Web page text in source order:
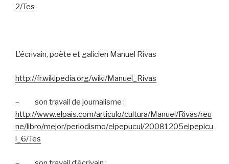
2/Tes
L’écrivain, poète et galicien Manuel Rivas
http://fr.wikipedia.org/wiki/Manuel_Rivas
–
son travail de journalisme :
http://www.elpais.com/articulo/cultura/Manuel/Rivas/reu
ne/libro/mejor/periodismo/elpepucul/20081205elpepicu
l_6/Tes